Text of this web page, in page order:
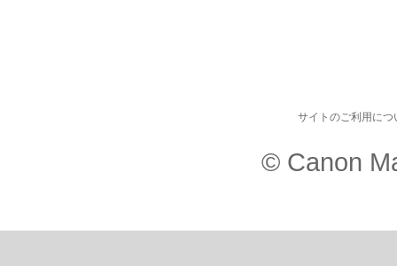
サイトのご利用につ
© Canon